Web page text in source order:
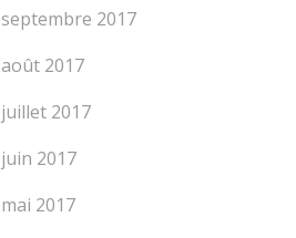
septembre 2017
août 2017
juillet 2017
juin 2017
mai 2017